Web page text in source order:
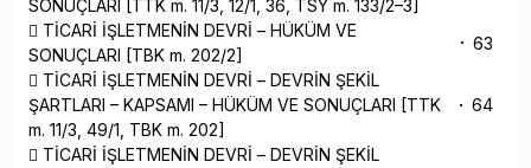
SONUÇLARI [TTK m. 11/3, 12/1, 36, TSY m. 133/2–3]
 TİCARİ İŞLETMENİN DEVRİ – HÜKÜM VE
SONUÇLARI [TBK m. 202/2]
63
 TİCARİ İŞLETMENİN DEVRİ – DEVRİN ŞEKİL
ŞARTLARI – KAPSAMI – HÜKÜM VE SONUÇLARI [TTK
m. 11/3, 49/1, TBK m. 202]
64
 TİCARİ İŞLETMENİN DEVRİ – DEVRİN ŞEKİL